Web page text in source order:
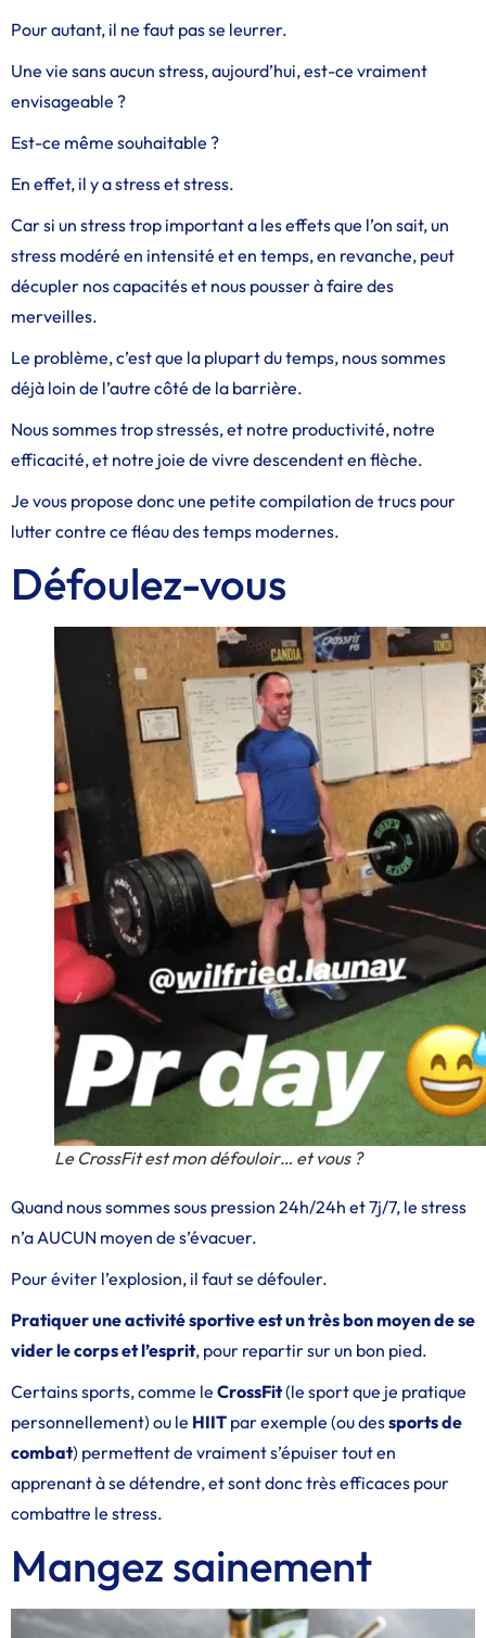
Pour autant, il ne faut pas se leurrer.
Une vie sans aucun stress, aujourd’hui, est-ce vraiment
envisageable ?
Est-ce même souhaitable ?
En effet, il y a stress et stress.
Car si un stress trop important a les effets que l’on sait, un
stress modéré en intensité et en temps, en revanche, peut
décupler nos capacités et nous pousser à faire des
merveilles.
Le problème, c’est que la plupart du temps, nous sommes
déjà loin de l’autre côté de la barrière.
Nous sommes trop stressés, et notre productivité, notre
efficacité, et notre joie de vivre descendent en flèche.
Je vous propose donc une petite compilation de trucs pour
lutter contre ce fléau des temps modernes.
Défoulez-vous
Le CrossFit est mon défouloir… et vous ?
Quand nous sommes sous pression 24h/24h et 7j/7, le stress
n’a AUCUN moyen de s’évacuer.
Pour éviter l’explosion, il faut se défouler.
Pratiquer une activité sportive est un très bon moyen de se
vider le corps et l’esprit, pour repartir sur un bon pied.
Certains sports, comme le CrossFit(le sport que je pratique
personnellement) ou le HIIT par exemple (ou dessports de
combat) permettent de vraiment s’épuiser tout en
apprenant à se détendre, et sont donc très efficaces pour
combattre le stress.
Mangez sainement